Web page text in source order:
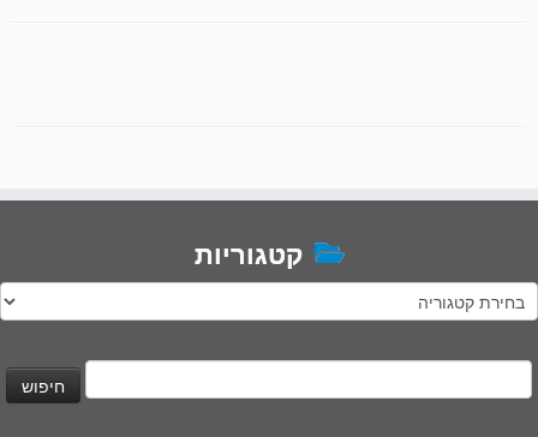
קטגוריות
קטגוריות
חיפוש: